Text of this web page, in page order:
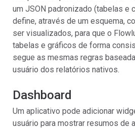
um JSON padronizado (tabelas e
define, através de um esquema,
ser visualizados, para que o
tabelas e gráficos de forma
segue as mesmas regras
usuário dos relatórios nativos.
Dashboard
Um aplicativo pode adicionar
usuário para mostrar resumos de